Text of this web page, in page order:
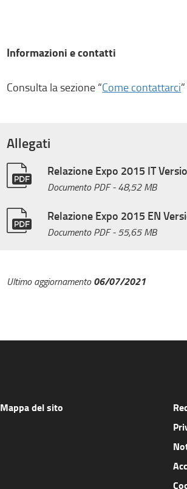
Informazioni e contatti
Consulta la sezione “Come contattarci”
Allegati
Relazione Expo 2015 IT
Documento PDF- 48,52 MB
Relazione Expo 2015 EN
Documento PDF- 55,65 MB
Ultimo aggiornamento06/07/2021
Mappa del sito